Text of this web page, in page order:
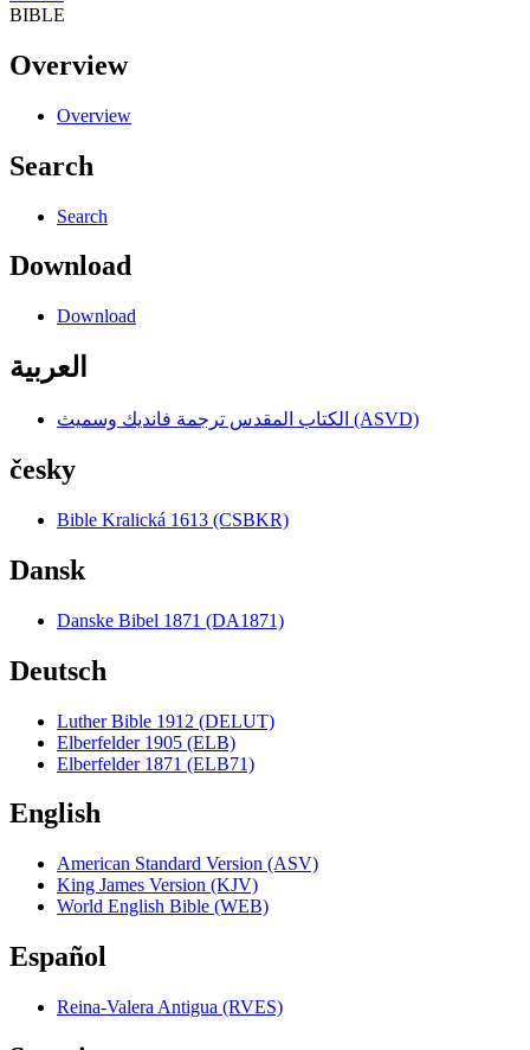
BIBLE
Overview
Overview
Search
Search
Download
Download
العربية
الكتاب المقدس ترجمة فانديك وسميث (ASVD)
česky
Bible Kralická 1613 (CSBKR)
Dansk
Danske Bibel 1871 (DA1871)
Deutsch
Luther Bible 1912 (DELUT)
Elberfelder 1905 (ELB)
Elberfelder 1871 (ELB71)
English
American Standard Version (ASV)
King James Version (KJV)
World English Bible (WEB)
Español
Reina-Valera Antigua (RVES)